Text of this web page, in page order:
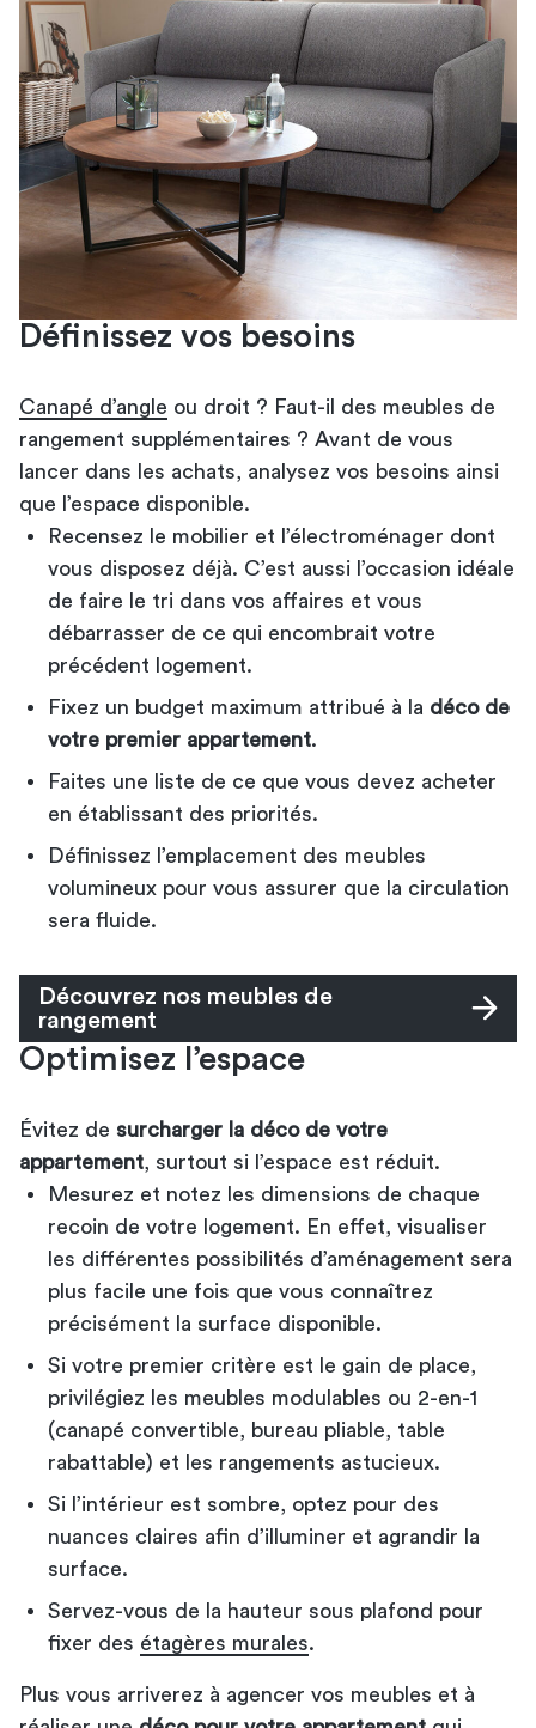
Définissez vos besoins
Canapé d’angle ou droit ? Faut-il des meubles de
rangement supplémentaires ? Avant de vous
lancer dans les achats, analysez vos besoins ainsi
que l’espace disponible.
Recensez le mobilier et l’électroménager dont
vous disposez déjà. C’est aussi l’occasion idéale
de faire le tri dans vos affaires et vous
débarrasser de ce qui encombrait votre
précédent logement.
Fixez un budget maximum attribué à la déco de
votre premier appartement.
Faites une liste de ce que vous devez acheter
en établissant des priorités.
Définissez l’emplacement des meubles
volumineux pour vous assurer que la circulation
sera fluide.
Découvrez nos meubles de
rangement
Optimisez l’espace
Évitez de surcharger la déco de votre
appartement , surtout si l’espace est réduit.
Mesurez et notez les dimensions de chaque
recoin de votre logement. En effet, visualiser
les différentes possibilités d’aménagement sera
plus facile une fois que vous connaîtrez
précisément la surface disponible.
Si votre premier critère est le gain de place,
privilégiez les meubles modulables ou 2-en-1
(canapé convertible, bureau pliable, table
rabattable) et les rangements astucieux.
Si l’intérieur est sombre, optez pour des
nuances claires afin d’illuminer et agrandir la
surface.
Servez-vous de la hauteur sous plafond pour
fixer des étagères murales.
Plus vous arriverez à agencer vos meubles et à